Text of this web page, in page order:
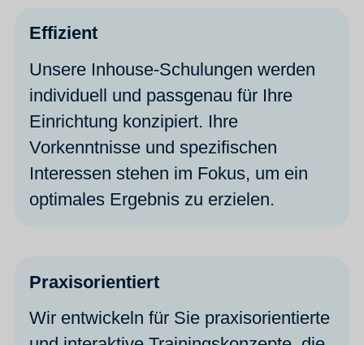
Effizient
Unsere Inhouse-Schulungen werden
individuell und passgenau für Ihre
Einrichtung konzipiert. Ihre
Vorkenntnisse und spezifischen
Interessen stehen im Fokus, um ein
optimales Ergebnis zu erzielen.
Praxisorientiert
Wir entwickeln für Sie praxisorientierte